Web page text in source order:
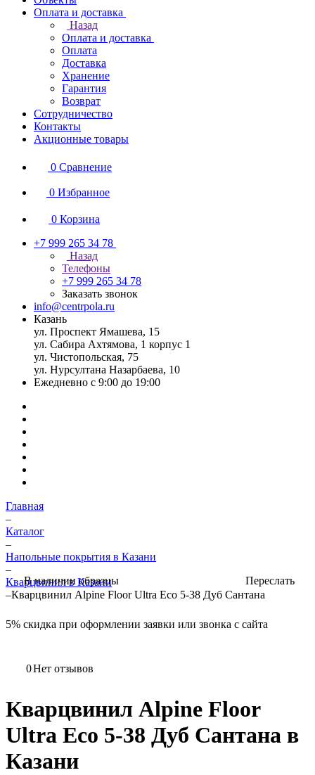
Оплата и доставка
Назад
Оплата и доставка
Оплата
Доставка
Хранение
Гарантия
Возврат
Сотрудничество
Контакты
Акционные товары
0 Сравнение
0 Избранное
0 Корзина
+7 999 265 34 78
Назад
Телефоны
+7 999 265 34 78
Заказать звонок
info@centrpola.ru
Казань
ул. Проспект Ямашева, 15
ул. Сабира Ахтямова, 1 корпус 1
ул. Чистопольская, 75
ул. Нурсултана Назарбаева, 10
Ежедневно с 9:00 до 19:00
Главная
–
Каталог
–
Напольные покрытия в Казани
–
Кварцвинил в Казани
–Кварцвинил Alpine Floor Ultra Eco 5-38 Дуб Сантана
5% скидка при оформлении заявки или звонка с сайта
0Нет отзывов
Кварцвинил Alpine Floor
Ultra Eco 5-38 Дуб Сантана в
Казани
В наличии образцы Переслать